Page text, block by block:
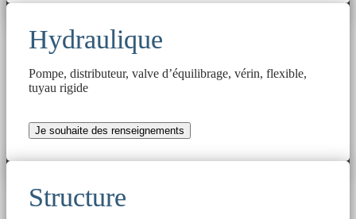
Hydraulique
Pompe, distributeur, valve d’équilibrage, vérin, flexible,
tuyau rigide
Je souhaite des renseignements
Structure